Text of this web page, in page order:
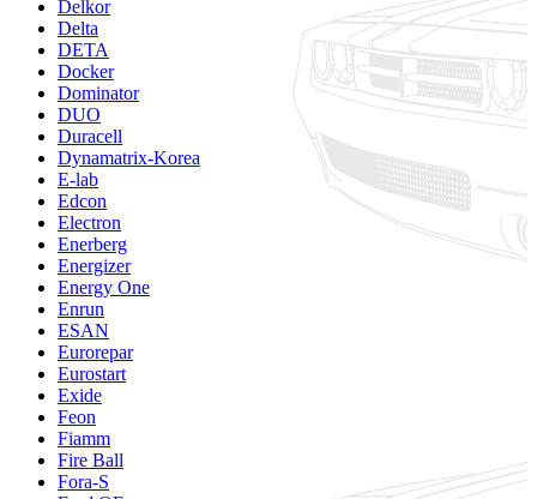
Delkor
Delta
DETA
Docker
Dominator
DUO
Duracell
Dynamatrix-Korea
E-lab
Edcon
Electron
Enerberg
Energizer
Energy One
Enrun
ESAN
Eurorepar
Eurostart
Exide
Feon
Fiamm
Fire Ball
Fora-S